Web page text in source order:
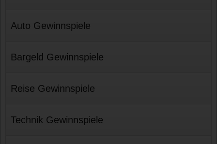
Auto Gewinnspiele
Bargeld Gewinnspiele
Reise Gewinnspiele
Technik Gewinnspiele